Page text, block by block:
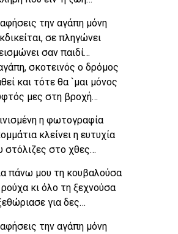
την αγάπη μόνη
σε πληγώνει
σαν παιδί…
σκοτεινός ο δρόμος
και τότε θα `μαι μόνος
μες στη βροχή…
η φωτογραφία
κλείνει η ευτυχία
στόλιζες στο χθες…
πάνω μου τη κουβαλούσα
κι όλο τη ξεχνούσα
για δες…
την αγάπη μόνη